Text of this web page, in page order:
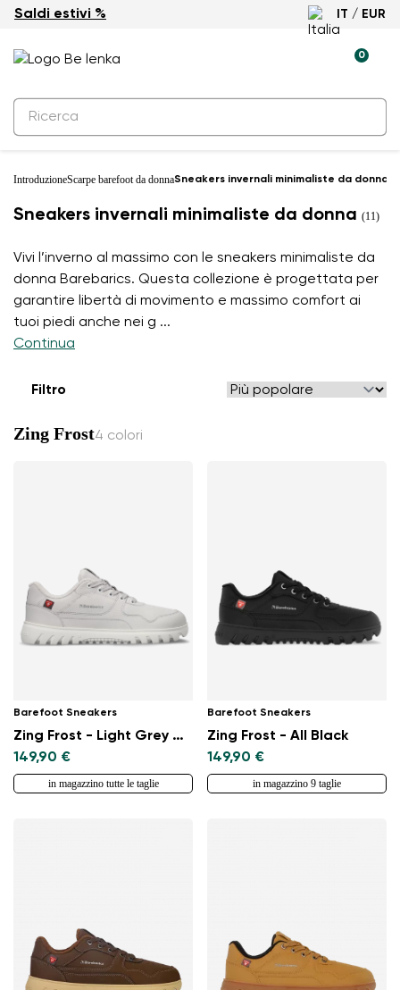
Saldi estivi % IT / EUR
0
IntroduzioneScarpe barefoot da donnaSneakers invernali minimaliste da donna
Sneakers invernali minimaliste da donna (11)
Vivi l’inverno al massimo con le sneakers minimaliste da
donna Barebarics. Questa collezione è progettata per
garantire libertà di movimento e massimo comfort ai
tuoi piedi anche nei g ...
Continua
Filtro
Zing Frost4 colori
Barefoot Sneakers
Zing Frost - Light Grey & White
149,90 €
in magazzino tutte le taglie
Barefoot Sneakers
Zing Frost - All Black
149,90 €
in magazzino 9 taglie